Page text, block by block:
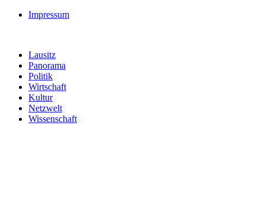
Impressum
Lausitz
Panorama
Politik
Wirtschaft
Kultur
Netzwelt
Wissenschaft